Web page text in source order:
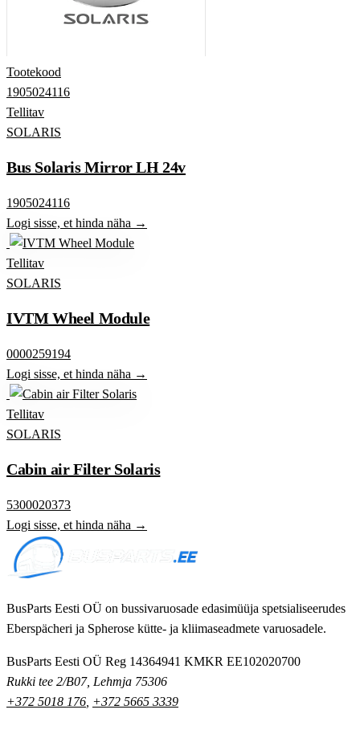
Tootekood
1905024116
Tellitav
SOLARIS
Bus Solaris Mirror LH 24v
1905024116
Logi sisse, et hinda näha →
Tellitav
SOLARIS
IVTM Wheel Module
0000259194
Logi sisse, et hinda näha →
Tellitav
SOLARIS
Cabin air Filter Solaris
5300020373
Logi sisse, et hinda näha →
BusParts Eesti OÜ on bussivaruosade edasimüüja spetsialiseerudes
Eberspächeri ja Spherose kütte- ja kliimaseadmete varuosadele.
BusParts Eesti OÜ Reg 14364941 KMKR EE102020700
Rukki tee 2/B07, Lehmja 75306
+372 5018 176 +372 5665 3339